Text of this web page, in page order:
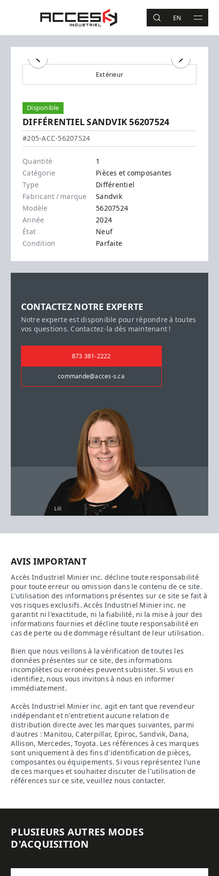
Accès Industriel
RECHERCHE
EN MAIN
Recherche
Précédent Suivant
Extérieur
Disponible
DIFFÉRENTIEL SANDVIK 56207524
Sandvik - 56207524
#205-ACC-56207524
Quantité
1
Catégorie
Pièces et composantes
Type
Différentiel
Fabricant / marque
Sandvik
Modèle
56207524
Année
2024
État
Neuf
Condition
Parfaite
CONTACTEZ NOTRE EXPERTE
Notre experte est disponible pour répondre à toutes
vos questions. Contactez-la dès maintenant !
873 381-2222
commande@acces-s.ca
Lili
AVIS IMPORTANT
Accès Industriel Minier inc. décline toute responsabilité
pour toute erreur ou omission dans le contenu de ce site.
L'utilisation des informations présentes sur ce site se fait à
vos risques exclusifs. Accès Industriel Minier inc. ne
garantit ni l'exactitude, ni la fiabilité, ni la mise à jour des
informations fournies et décline toute responsabilité en
cas de perte ou de dommage résultant de leur utilisation.
Bien que nous veillons à la vérification de toutes les
données présentes sur ce site, des informations
incomplètes ou erronées peuvent subsister. Si vous en
identifiez, nous vous invitons à nous en informer
immédiatement.
Accès Industriel Minier inc. agit en tant que revendeur
indépendant et n'entretient aucune relation de
distribution directe avec les marques suivantes, parmi
d'autres : Manitou, Caterpillar, Epiroc, Sandvik, Dana,
Allison, Mercedes, Toyota. Les références à ces marques
sont uniquement à des fins d'identification de pièces,
composantes ou équipements. Si vous représentez l'une
de ces marques et souhaitez discuter de l'utilisation de
références sur ce site, veuillez nous contacter.
PLUSIEURS AUTRES MODES
D'ACQUISITION